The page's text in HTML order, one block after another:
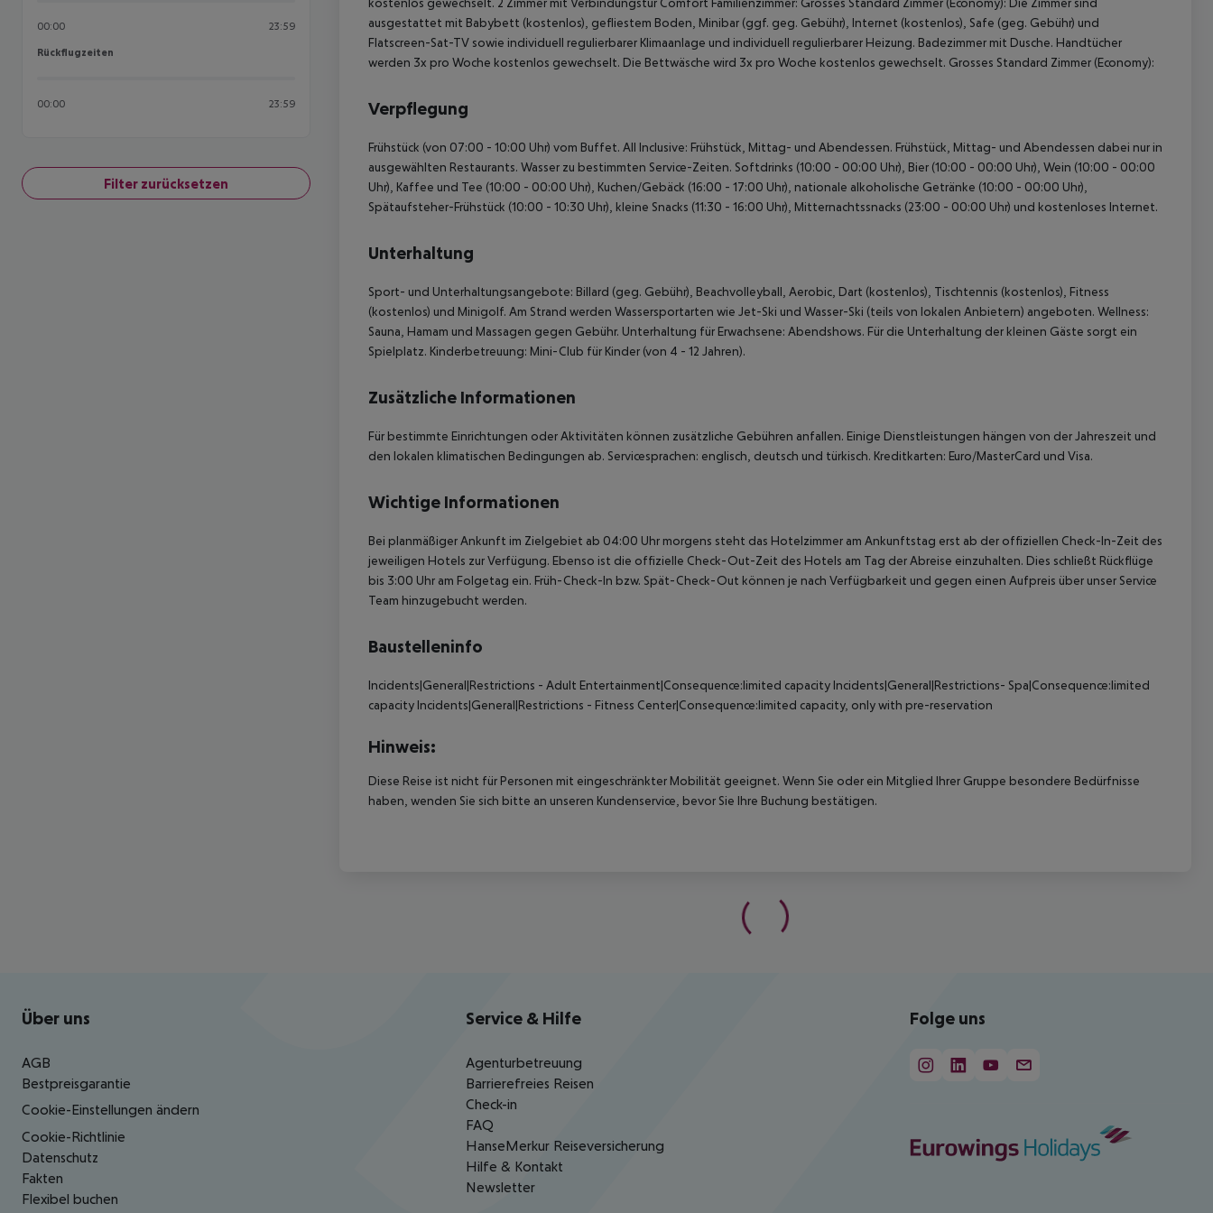
00:00 23:59
Rückflugzeiten
Rückflugzeiten
00:00 23:59
Filter zurücksetzen
ausgestattet mit Babybett (kostenlos), gefliestem Boden, Minibar (ggf. geg. Gebühr), Internet (kostenlos), Safe (geg. Gebühr) und
Flatscreen-Sat-TV sowie individuell regulierbarer Klimaanlage und individuell regulierbarer Heizung. Badezimmer mit Dusche. Handtücher
werden 3x pro Woche kostenlos gewechselt. Die Bettwäsche wird 3x pro Woche kostenlos gewechselt. Grosses Standard Zimmer (Economy):
Verpflegung
Frühstück (von 07:00 - 10:00 Uhr) vom Buffet. All Inclusive: Frühstück, Mittag- und Abendessen. Frühstück, Mittag- und Abendessen dabei nur in
ausgewählten Restaurants. Wasser zu bestimmten Service-Zeiten. Softdrinks (10:00 - 00:00 Uhr), Bier (10:00 - 00:00 Uhr), Wein (10:00 - 00:00
Uhr), Kaffee und Tee (10:00 - 00:00 Uhr), Kuchen/Gebäck (16:00 - 17:00 Uhr), nationale alkoholische Getränke (10:00 - 00:00 Uhr),
Spätaufsteher-Frühstück (10:00 - 10:30 Uhr), kleine Snacks (11:30 - 16:00 Uhr), Mitternachtssnacks (23:00 - 00:00 Uhr) und kostenloses Internet.
Unterhaltung
Sport- und Unterhaltungsangebote: Billard (geg. Gebühr), Beachvolleyball, Aerobic, Dart (kostenlos), Tischtennis (kostenlos), Fitness
(kostenlos) und Minigolf. Am Strand werden Wassersportarten wie Jet-Ski und Wasser-Ski (teils von lokalen Anbietern) angeboten. Wellness:
Sauna, Hamam und Massagen gegen Gebühr. Unterhaltung für Erwachsene: Abendshows. Für die Unterhaltung der kleinen Gäste sorgt ein
Spielplatz. Kinderbetreuung: Mini-Club für Kinder (von 4 - 12 Jahren).
Zusätzliche Informationen
Für bestimmte Einrichtungen oder Aktivitäten können zusätzliche Gebühren anfallen. Einige Dienstleistungen hängen von der Jahreszeit und
den lokalen klimatischen Bedingungen ab. Servicesprachen: englisch, deutsch und türkisch. Kreditkarten: Euro/MasterCard und Visa.
Wichtige Informationen
Bei planmäßiger Ankunft im Zielgebiet ab 04:00 Uhr morgens steht das Hotelzimmer am Ankunftstag erst ab der offiziellen Check-In-Zeit des
jeweiligen Hotels zur Verfügung. Ebenso ist die offizielle Check-Out-Zeit des Hotels am Tag der Abreise einzuhalten. Dies schließt Rückflüge
bis 3:00 Uhr am Folgetag ein. Früh-Check-In bzw. Spät-Check-Out können je nach Verfügbarkeit und gegen einen Aufpreis über unser Service
Team hinzugebucht werden.
Baustelleninfo
Incidents|General|Restrictions - Adult Entertainment|Consequence:limited capacity Incidents|General|Restrictions- Spa|Consequence:limited
capacity Incidents|General|Restrictions - Fitness Center|Consequence:limited capacity, only with pre-reservation
Hinweis:
Diese Reise ist nicht für Personen mit eingeschränkter Mobilität geeignet. Wenn Sie oder ein Mitglied Ihrer Gruppe besondere Bedürfnisse
haben, wenden Sie sich bitte an unseren Kundenservice, bevor Sie Ihre Buchung bestätigen.
Footer navigation
Über uns
AGB
Bestpreisgarantie
Cookie-Einstellungen ändern
Cookie-Richtlinie
Datenschutz
Fakten
Flexibel buchen
Service & Hilfe
Agenturbetreuung
Barrierefreies Reisen
Check-in
FAQ
HanseMerkur Reiseversicherung
Hilfe & Kontakt
Newsletter
Folge uns